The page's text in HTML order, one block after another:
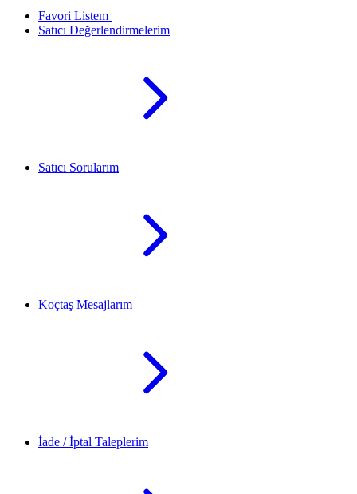
Favori Listem
Satıcı Değerlendirmelerim
Satıcı Sorularım
Koçtaş Mesajlarım
İade / İptal Taleplerim